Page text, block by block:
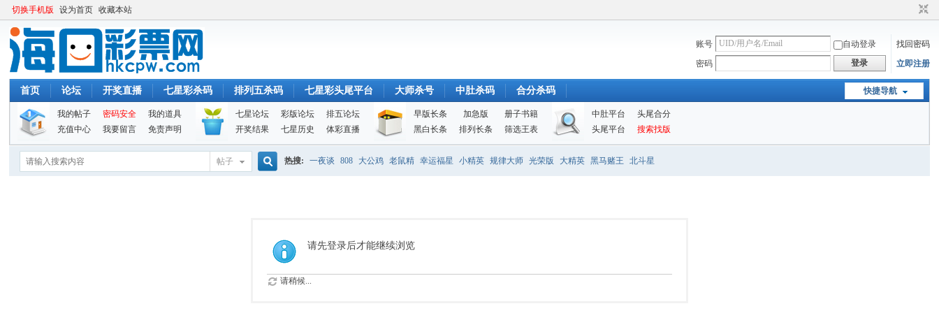
切换手机版 设为首页 收藏本站
账号 自动登录
找回密码
密码
登录 立即注册
快捷导航
首页 论坛 开奖直播 七星彩杀码 排列五杀码 七星彩头尾平台 大师杀号 中肚杀码 合分杀码
我的帖子 密码安全
我的道具
充值中心
我要留言 免责声明
七星论坛 彩版论坛
排五论坛
开奖结果
七星历史 体彩直播
早版长条 加急版
册子书籍
黑白长条
排列长条 筛选王表
中肚平台
头尾合分
头尾平台
搜索找版
帖子 热搜: 一夜谈 808 大公鸡 老鼠精 幸运福星 小精英 规律大师 光荣版 大精英 黑马赌王 北斗星
请先登录后才能继续浏览
请稍候...